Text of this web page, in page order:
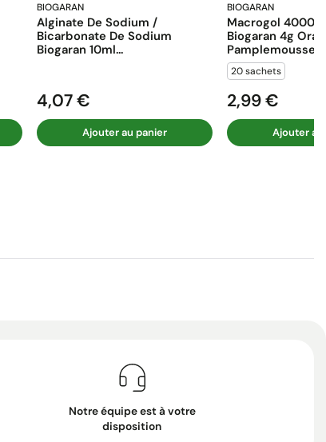
BIOGARAN
Alginate De Sodium /
Bicarbonate De Sodium
Biogaran 10ml...
Prix
4,07 €
Ajouter au panier
BIOGARAN
Macrogol 4000
Biogaran 4g
Pamplemousse...
20 sachets
Prix
2,99 €
Ajouter au
Notre équipe est à votre
disposition